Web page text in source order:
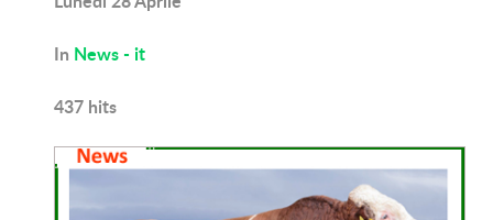
In News - it
437 hits